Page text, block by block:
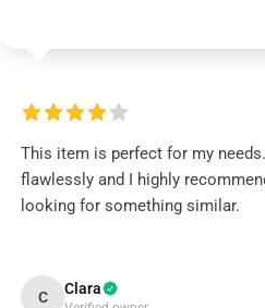
This item is perfect for my
flawlessly and I highly
looking for something similar.
C Clara